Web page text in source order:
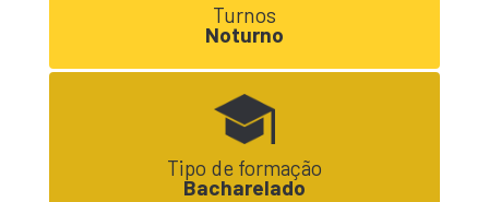
Turnos
Noturno
Tipo de formação
Bacharelado